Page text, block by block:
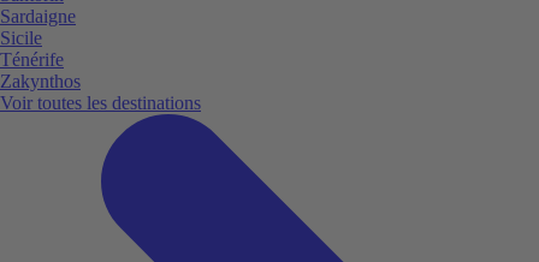
Sardaigne
Sicile
Ténérife
Zakynthos
Voir toutes les destinations